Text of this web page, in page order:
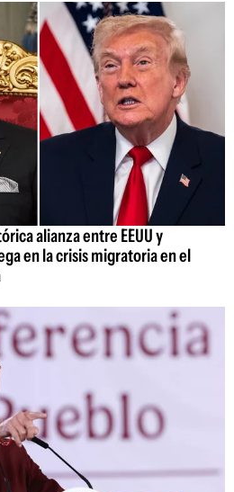
alianza entre EEUU y
en la crisis migratoria en el